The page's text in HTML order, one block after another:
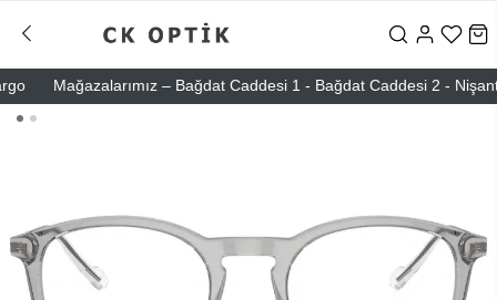
Mağazalarımız – Bağdat Caddesi 1 - Bağdat Caddesi 2 -